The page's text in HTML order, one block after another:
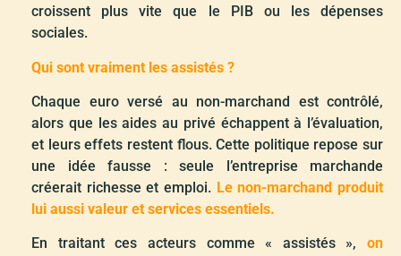
croissent plus vite que le PIB ou les dépenses
sociales.
Qui sont vraiment les assistés ?
Chaque euro versé au non-marchand est contrôlé,
alors que les aides au privé échappent à l’évaluation,
et leurs effets restent flous. Cette politique repose sur
une idée fausse : seule l’entreprise marchande
créerait richesse et emploi. Le non-marchand produit
lui aussi valeur et services essentiels.
En traitant ces acteurs comme « assistés », on